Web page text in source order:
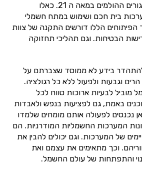
מאפשרים את תנאי המגורים ההולמים במאה ה 21. כאלו
בית חכם ושימוש במתח חשמלי
הפיתוחים הללו דורשים התקנה של צוות
הבטיחות. וגם תהליכי תחזוקה
בידע לא ממוסד שצברתם על
וגבעות ולפעול ללא כל רגולציה.
לבעיות ארוכות טווח לכל
באמת, גם לפציעות בנפש ולאבדות
נכנסים לפעולה אותם מומחים שלמדו
המערכות החשמליות המודרניות. הם
של המערכות. וגם יכולים להבין את
וכך מתאימים את עצמם ואת
והתפתחות של עולם החשמל.